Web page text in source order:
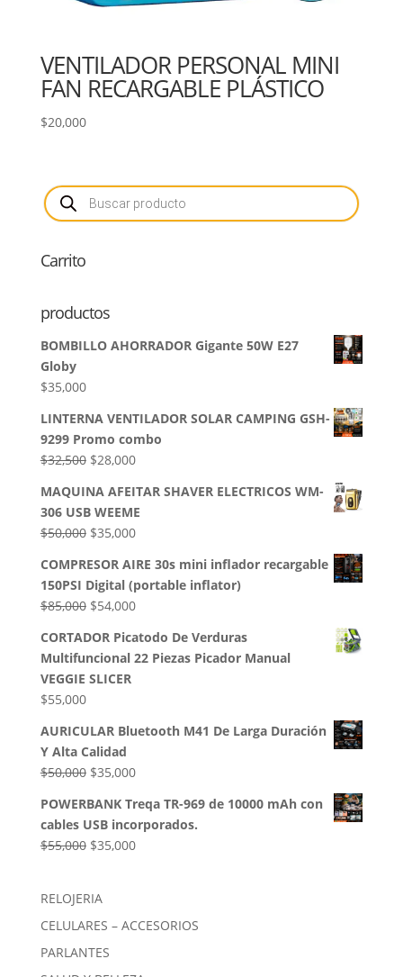
VENTILADOR PERSONAL MINI
FAN RECARGABLE PLÁSTICO
$20,000
Búsqueda
de
productos
Carrito
productos
BOMBILLO AHORRADOR Gigante 50W E27
Globy
$35,000
LINTERNA VENTILADOR SOLAR CAMPING GSH-
9299 Promo combo
$32,500 El
original
era:
$32,500.
$28,000El
actual
es:
$28,000.
MAQUINA AFEITAR SHAVER ELECTRICOS WM-
306 USB WEEME
$50,000 El
original
era:
$50,000.
$35,000El
actual
es:
$35,000.
COMPRESOR AIRE 30s mini inflador recargable
150PSI Digital (portable inflator)
$85,000 El
original
era:
$85,000.
$54,000El
actual
es:
CORTADOR Picatodo De Verduras
Multifuncional 22 Piezas Picador Manual
VEGGIE SLICER
$55,000
AURICULAR Bluetooth M41 De Larga Duración
Y Alta Calidad
$50,000 El
original
era:
$50,000.
$35,000El
actual
es:
$35,000.
POWERBANK Treqa TR-969 de 10000 mAh con
cables USB incorporados.
$55,000 El
era:
$55,000.
$35,000El
$35,000.
RELOJERIA
CELULARES – ACCESORIOS
PARLANTES